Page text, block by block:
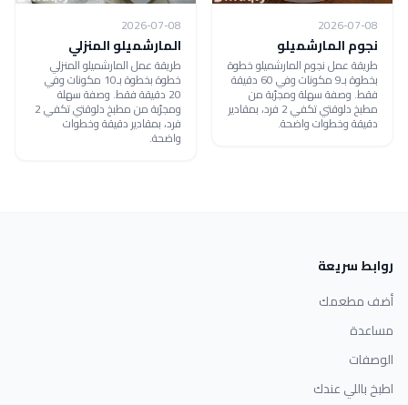
2026-07-08
نجوم المارشميلو
طريقة عمل نجوم المارشميلو خطوة
بخطوة بـ9 مكونات وفي 60 دقيقة
فقط. وصفة سهلة ومجرّبة من
مطبخ دلوقتي تكفي 2 فرد، بمقادير
دقيقة وخطوات واضحة.
2026-07-08
المارشميلو المنزلي
طريقة عمل المارشميلو المنزلي
خطوة بخطوة بـ10 مكونات وفي
20 دقيقة فقط. وصفة سهلة
ومجرّبة من مطبخ دلوقتي تكفي 2
فرد، بمقادير دقيقة وخطوات
واضحة.
روابط سريعة
أضف مطعمك
مساعدة
الوصفات
اطبخ باللي عندك